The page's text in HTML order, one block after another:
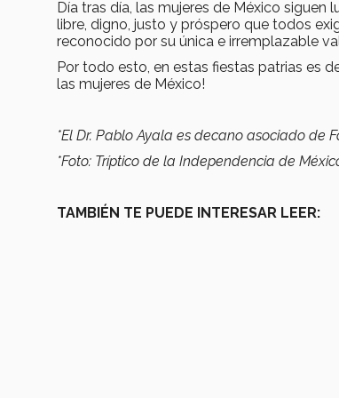
Día tras día, las mujeres de México
libre, digno, justo y próspero que todos
reconocido por su única e irremplazable
Por todo esto, en estas fiestas patrias es
las mujeres de México!
*El Dr. Pablo Ayala es decano asociado de
*Foto: Tríptico de la Independencia de
TAMBIÉN TE PUEDE INTERESAR LEER: